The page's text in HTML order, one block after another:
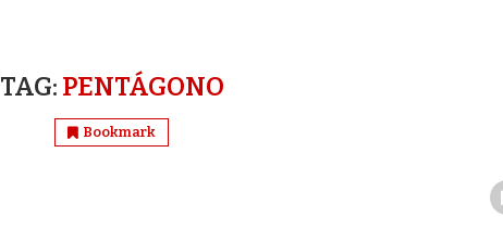
TAG: PENTÁGONO
Bookmark